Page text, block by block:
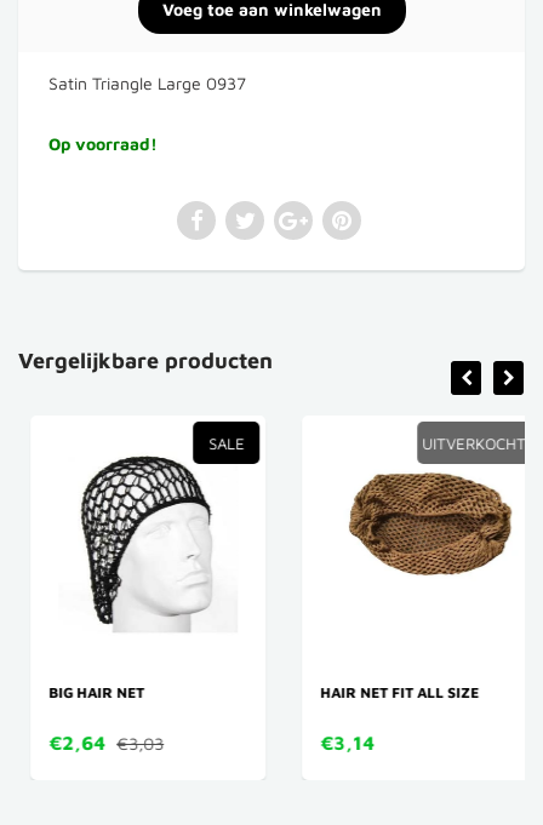
Satin Triangle Large 0937
Op voorraad!
Vergelijkbare producten
SALE
BIG HAIR NET
€2,64 €3,03
UITVERKOCHT
HAIR NET FIT ALL SIZE
€3,14